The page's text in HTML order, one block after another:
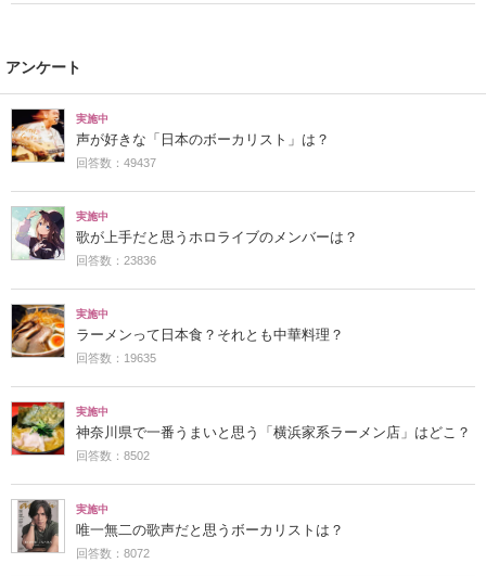
アンケート
実施中
声が好きな「日本のボーカリスト」は？
回答数：49437
実施中
歌が上手だと思うホロライブのメンバーは？
回答数：23836
実施中
ラーメンって日本食？それとも中華料理？
回答数：19635
実施中
神奈川県で一番うまいと思う「横浜家系ラーメン店」はどこ？
回答数：8502
実施中
唯一無二の歌声だと思うボーカリストは？
回答数：8072